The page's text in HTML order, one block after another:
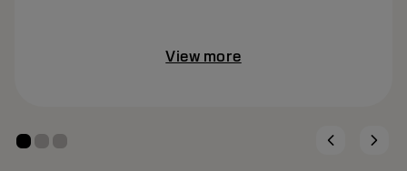
View more